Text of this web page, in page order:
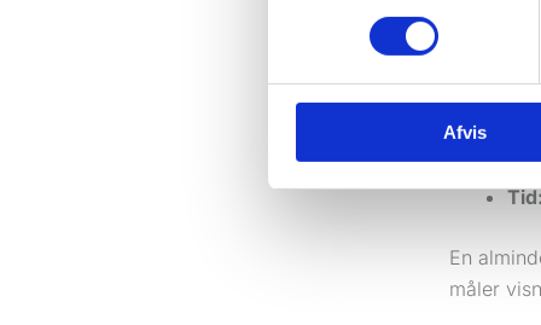
Afvis
En
måler